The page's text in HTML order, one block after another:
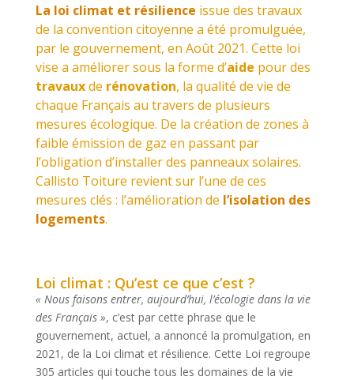
La loi climat et résilience issue des travaux
de la convention citoyenne a été promulguée,
par le gouvernement, en Août 2021. Cette loi
vise a améliorer sous la forme d’aide pour des
travauxde rénovation, la qualité de vie de
chaque Français au travers de plusieurs
mesures écologique. De la création de zones à
faible émission de gaz en passant par
l’obligation d’installer des panneaux solaires.
Callisto Toiture revient sur l’une de ces
mesures clés : l’amélioration de l’isolation des
logements.
Loi climat : Qu’est ce que c’est ?
« Nous faisons entrer, aujourd’hui, l’écologie dans la vie
des Français », c’est par cette phrase que le
gouvernement, actuel, a annoncé la promulgation, en
2021, de la Loi climat et résilience. Cette Loi regroupe
305 articles qui touche tous les domaines de la vie